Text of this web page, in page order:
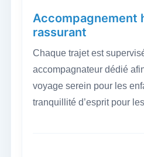
Accompagnement
rassurant
Chaque trajet est
accompagnateur dédié
voyage serein pour les
tranquillité d’esprit pour